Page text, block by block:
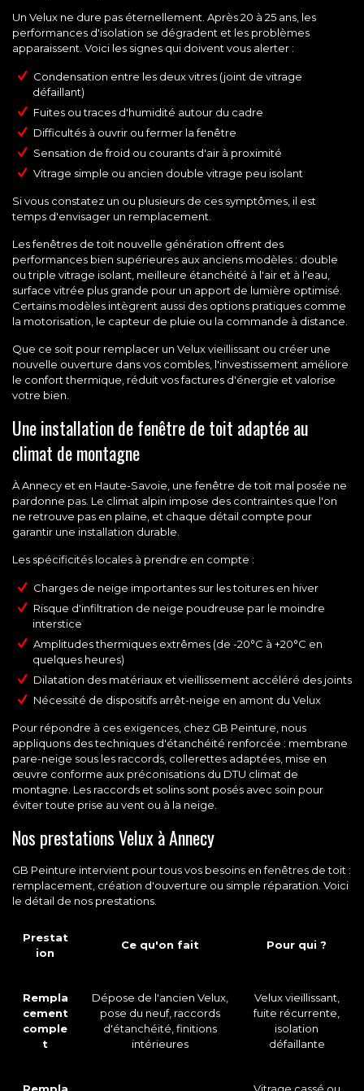
Un Velux ne dure pas éternellement. Après 20 à 25 ans, les
performances d'isolation se dégradent et les problèmes
apparaissent. Voici les signes qui doivent vous alerter :
Condensation entre les deux vitres (joint de vitrage
défaillant)
Fuites ou traces d'humidité autour du cadre
Difficultés à ouvrir ou fermer la fenêtre
Sensation de froid ou courants d'air à proximité
Vitrage simple ou ancien double vitrage peu isolant
Si vous constatez un ou plusieurs de ces symptômes, il est
temps d'envisager un remplacement.
Les fenêtres de toit nouvelle génération offrent des
performances bien supérieures aux anciens modèles : double
ou triple vitrage isolant, meilleure étanchéité à l'air et à l'eau,
surface vitrée plus grande pour un apport de lumière optimisé.
Certains modèles intègrent aussi des options pratiques comme
la motorisation, le capteur de pluie ou la commande à distance.
Que ce soit pour remplacer un Velux vieillissant ou créer une
nouvelle ouverture dans vos combles, l'investissement améliore
le confort thermique, réduit vos factures d'énergie et valorise
votre bien.
Une installation de fenêtre de toit adaptée au
climat de montagne
À Annecy et en Haute-Savoie, une fenêtre de toit mal posée ne
pardonne pas. Le climat alpin impose des contraintes que l'on
ne retrouve pas en plaine, et chaque détail compte pour
garantir une installation durable.
Les spécificités locales à prendre en compte :
Charges de neige importantes sur les toitures en hiver
Risque d'infiltration de neige poudreuse par le moindre
interstice
Amplitudes thermiques extrêmes (de -20°C à +20°C en
quelques heures)
Dilatation des matériaux et vieillissement accéléré des joints
Nécessité de dispositifs arrêt-neige en amont du Velux
Pour répondre à ces exigences, chez GB Peinture , nous
appliquons des techniques d'étanchéité renforcée : membrane
pare-neige sous les raccords, collerettes adaptées, mise en
œuvre conforme aux préconisations du DTU climat de
montagne. Les raccords et solins sont posés avec soin pour
éviter toute prise au vent ou à la neige.
Nos prestations Velux à Annecy
GB Peinture intervient pour tous vos besoins en fenêtres de toit :
remplacement, création d'ouverture ou simple réparation. Voici
le détail de nos prestations.
Prestat
ion
Ce qu'on fait Pour qui ?
Rempla
cement
comple
t
Dépose de l'ancien Velux,
pose du neuf, raccords
d'étanchéité, finitions
intérieures
Velux vieillissant,
fuite récurrente,
isolation
défaillante